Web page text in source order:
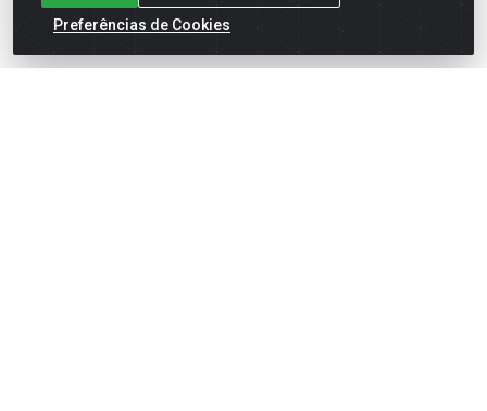
Preferências de Cookies